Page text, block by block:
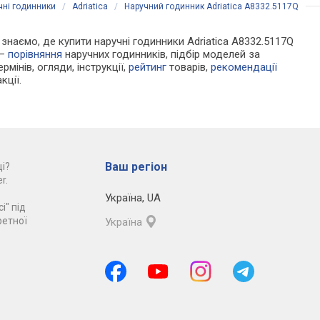
годинники / Adriatica / Наручний годинник Adriatica A8332.5117Q
де купити наручні годинники Adriatica A8332.5117Q
—порівняння наручних годинників, підбір моделей за
огляди, інструкції,рейтинг товарів,рекомендації
під
Ваш регіон
Україна, UA
Україна